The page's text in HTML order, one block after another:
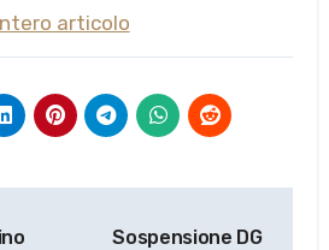
articolo
Sospensione DG